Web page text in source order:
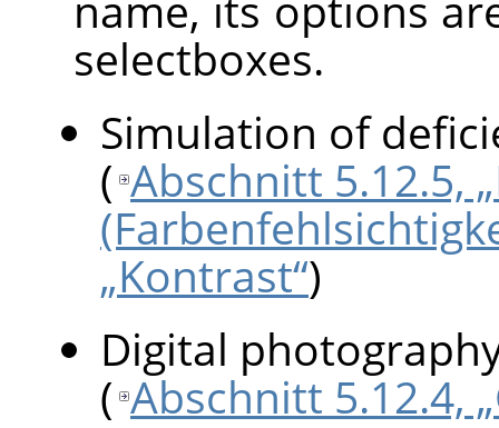
selectboxes.
Simulation of
( Abschnitt 5.12.5,
„Kontrast“)
Digital
( Abschnitt 5.12.4,